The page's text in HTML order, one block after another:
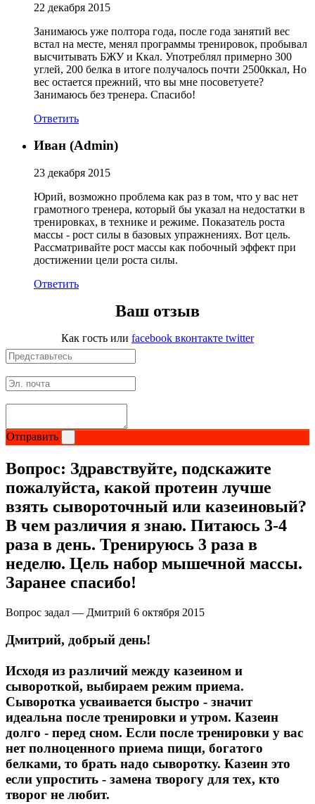
Комплексы аминокислот
Энергетики
Таурин
Цитруллин
Глютамин
Гейнеры
Аксессуары
НАЗАД
Ремни и перчатки
Прочее
Подарочные сертификаты
Полезные продукты
НАЗАД
Снеки и шоколад
Соусы и Топпинги
Распродажа!
Распродажа NOW
22 декабря 2015
Занимаюсь уже полтора года, после года занятий вес
встал на месте, менял программы тренировок, пробывал
высчитывать БЖУ и Ккал. Употреблял примерно 300
углей, 200 белка в итоге получалось почти 2500ккал, Но
вес остается прежний, что вы мне посоветуете?
Занимаюсь без тренера. Спасибо!
Ответить
Иван (Admin)
23 декабря 2015
Юрий, возможно проблема как раз в том, что у вас нет
грамотного тренера, который бы указал на недостатки в
тренировках, в технике и режиме. Показатель роста
массы - рост силы в базовых упражнениях. Вот цель.
Рассматривайте рост массы как побочный эффект при
достижении цели роста силы.
Ответить
Ваш отзыв
Как гость или facebook вконтакте twitter
Отправить
Вопрос: Здравствуйте, подскажите
пожалуйста, какой протеин лучше
взять сывороточный или казеиновый?
В чем различия я знаю. Питаюсь 3-4
раза в день. Тренируюсь 3 раза в
неделю. Цель набор мышечной массы.
Заранее спасибо!
Вопрос задал — Дмитрий 6 октября 2015
Дмитрий, добрый день!
Исходя из различий между казеином и
сывороткой, выбираем режим приема.
Сыворотка усваивается быстро - значит
идеальна после тренировки и утром. Казеин
долго - перед сном. Если после тренировки у вас
нет полноценного приема пищи, богатого
белками, то брать надо сыворотку. Казеин это
если упростить - замена творогу для тех, кто
творог не любит.